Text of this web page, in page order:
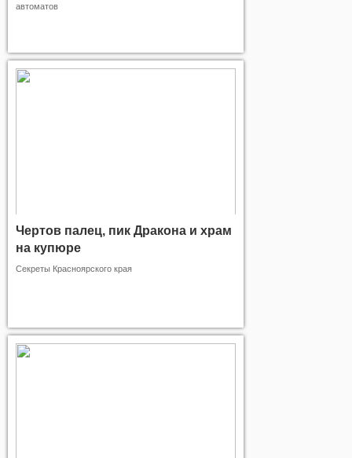
автоматов
Чертов палец, пик Дракона и храм
на купюре
Секреты Красноярского края